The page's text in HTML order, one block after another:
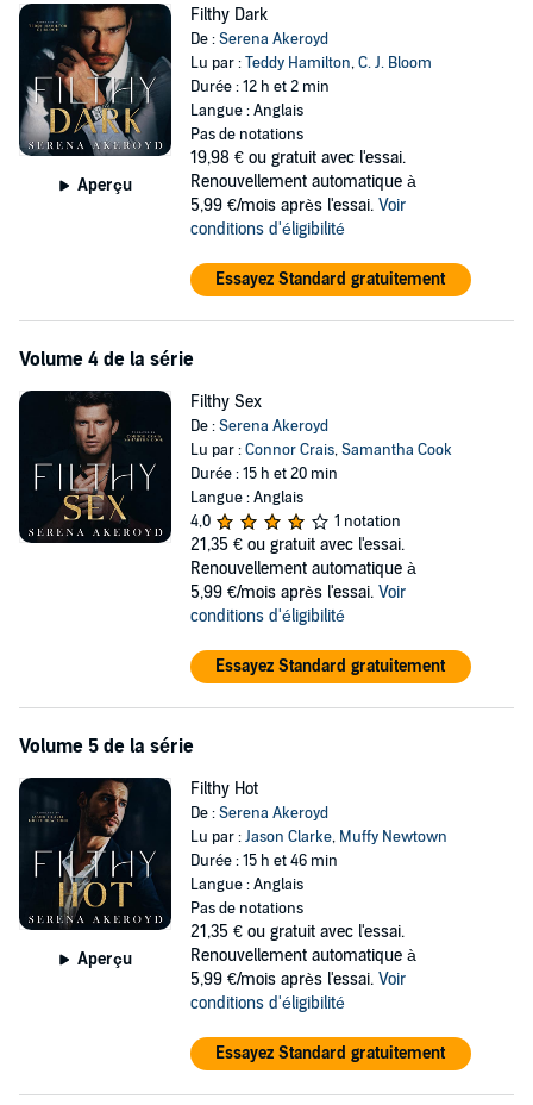
Aperçu
Filthy Dark
De :Serena Akeroyd
Lu par :Teddy Hamilton,C. J. Bloom
Durée : 12 h et 2 min
Langue : Anglais
Pas de notations
19,98 € ou gratuit avec l'essai.
Renouvellement automatique à
5,99 €/mois après l'essai. Voir
conditions d'éligibilité
Essayez Standard gratuitement
Volume 4 de la série
Filthy Sex
De :Serena Akeroyd
Lu par :Connor Crais,Samantha Cook
Durée : 15 h et 20 min
Langue : Anglais
4,0
1 notation
21,35 € ou gratuit avec l'essai.
Renouvellement automatique à
5,99 €/mois après l'essai. Voir
conditions d'éligibilité
Essayez Standard gratuitement
Volume 5 de la série
Aperçu
Filthy Hot
De :Serena Akeroyd
Lu par :Jason Clarke, Muffy Newtown
Durée : 15 h et 46 min
Langue : Anglais
Pas de notations
21,35 € ou gratuit avec l'essai.
Renouvellement automatique à
5,99 €/mois après l'essai. Voir
conditions d'éligibilité
Essayez Standard gratuitement